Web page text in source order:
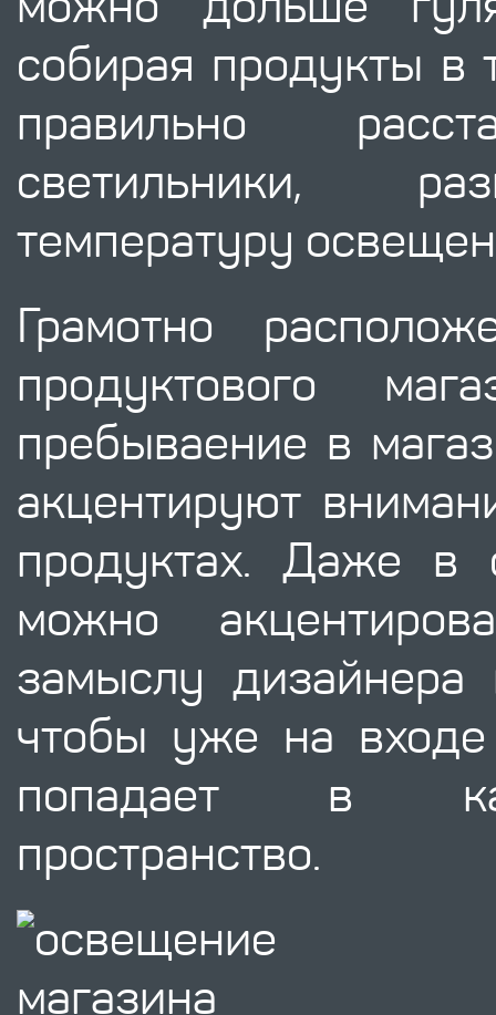
собирая продукты в
правильно
светильники,
температуру
Грамотно
продуктового
пребываение в
акцентируют
продуктах. Даже в
можно
замыслу дизайнера
чтобы уже на
попадает в
пространство.